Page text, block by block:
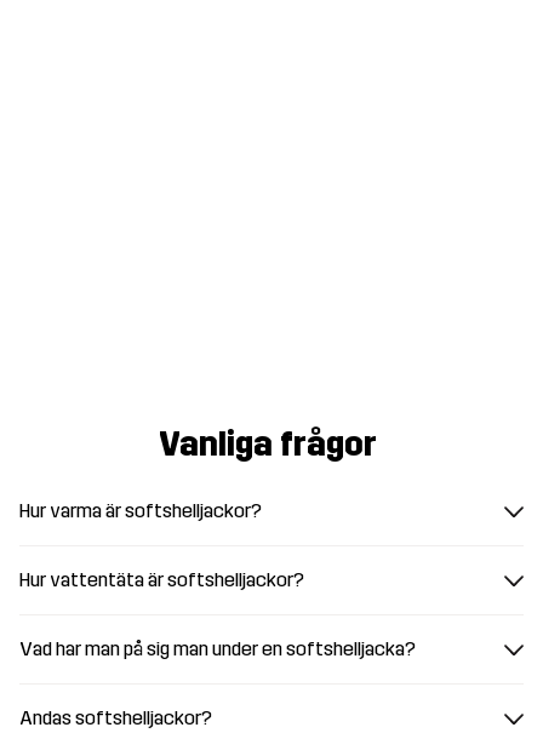
Vanliga frågor
Hur varma är softshelljackor?
Hur vattentäta är softshelljackor?
Vad har man på sig man under en softshelljacka?
Andas softshelljackor?